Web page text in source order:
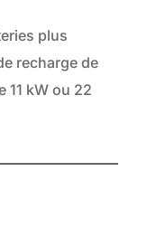
plus
recharge de
11 kW ou 22